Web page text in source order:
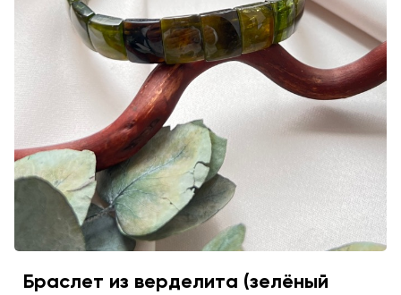
Браслет из верделита (зелёный